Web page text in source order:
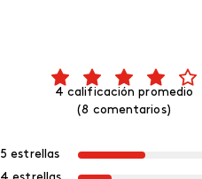
4 calificación promedio
(8 comentarios)
5 estrellas